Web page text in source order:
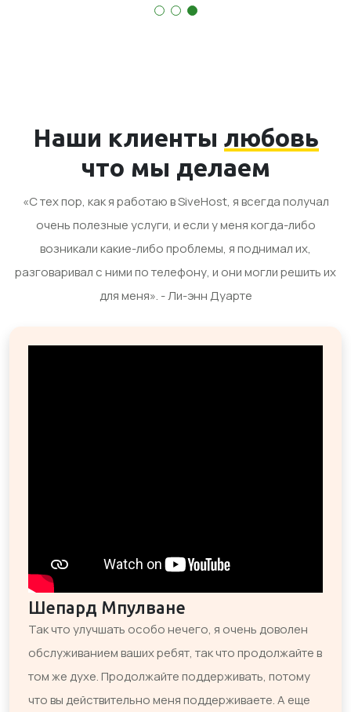
Наши клиенты любовь
что мы делаем
«С тех пор, как я работаю в SiveHost, я всегда получал
очень полезные услуги, и если у меня когда-либо
возникали какие-либо проблемы, я поднимал их,
разговаривал с ними по телефону, и они могли решить их
для меня». - Ли-энн Дуарте
Шепард Мпулване
Так что улучшать особо нечего, я очень доволен
обслуживанием ваших ребят, так что продолжайте в
том же духе. Продолжайте поддерживать, потому
что вы действительно меня поддерживаете. А еще